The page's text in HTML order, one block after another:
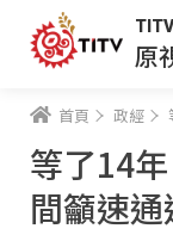
原
首頁 政經
等了14
間籲速通